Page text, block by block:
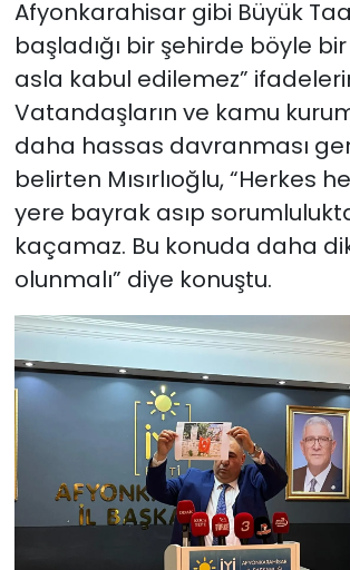
Afyonkarahisar gibi Büyük
başladığı bir şehirde böyle
asla kabul edilemez”
Vatandaşların ve kamu
daha hassas davranması
belirten Mısırlıoğlu, “Herkes
yere bayrak asıp
kaçamaz. Bu konuda daha
olunmalı” diye konuştu.